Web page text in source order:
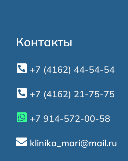
Контакты
+7 (4162) 44-54-54
+7 (4162) 21-75-75
+7 914-572-00-58
klinika_mari@mail.ru